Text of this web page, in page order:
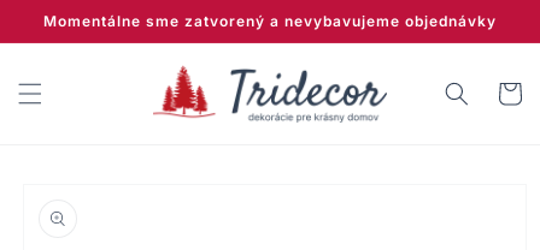
na
obsah
Momentálne sme zatvorený a nevybavujeme objednávky
Košík
o produkte